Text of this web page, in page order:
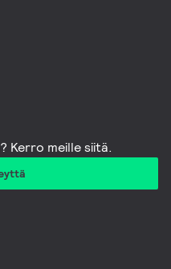
Kerro meille siitä.